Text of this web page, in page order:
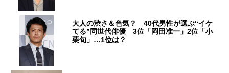
大人の渋さ＆色気？ 40代男性が選ぶ“イケ
てる”同世代俳優 3位「岡田准一」2位「小
栗旬」…1位は？